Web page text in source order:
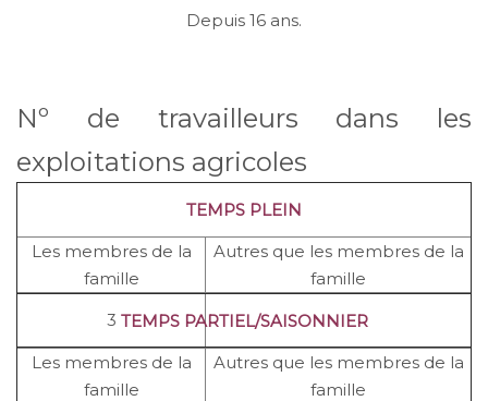
Depuis 16 ans.
Nº de travailleurs dans les
exploitations agricoles
TEMPS PLEIN
Les membres de la
famille
Autres que les membres de la
famille
3 TEMPS PARTIEL/SAISONNIER
Les membres de la
famille
Autres que les membres de la
famille